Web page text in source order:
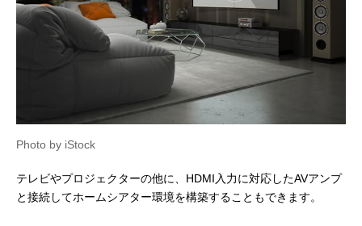
Photo by iStock
テレビやプロジェクターの他に、HDMI入力に対応したAVアンプ
と接続してホームシアター環境を構築することもできます。